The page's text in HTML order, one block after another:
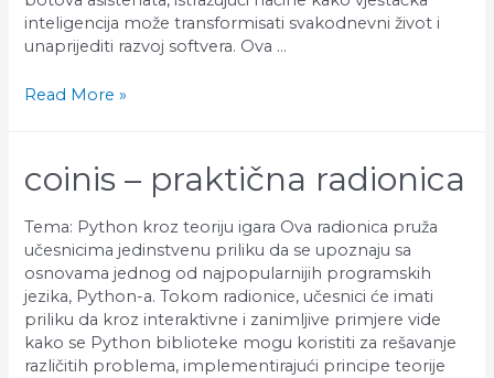
inteligencija može transformisati svakodnevni život i
unaprijediti razvoj softvera. Ova …
BIXBIT
radionica
Read More »
coinis – praktična radionica
Tema: Python kroz teoriju igara Ova radionica pruža
učesnicima jedinstvenu priliku da se upoznaju sa
osnovama jednog od najpopularnijih programskih
jezika, Python-a. Tokom radionice, učesnici će imati
priliku da kroz interaktivne i zanimljive primjere vide
kako se Python biblioteke mogu koristiti za rešavanje
različitih problema, implementirajući principe teorije